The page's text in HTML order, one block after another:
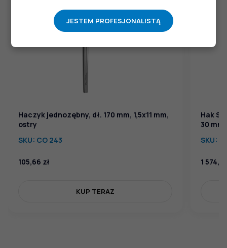
Haczyk jednozębny, dł. 170 mm, 1,5x11 mm,
ostry
SKU: CO 243
105,66 zł
KUP TERAZ
Hak
30 mm
SKU:
1
JESTEM PROFESJONALISTĄ